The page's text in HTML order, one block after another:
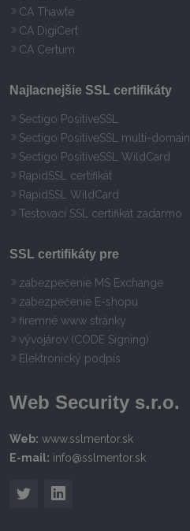
CA Thawte
CA DigiCert
CA Certum
Najlacnejšie SSL certifikáty
Sectigo PositiveSSL
Sectigo PositiveSSL multi-domain
Sectigo PositiveSSL WildCard
RapidSSL certifikát
RapidSSL WildCard
Testovací SSL certifikát zadarmo
SSL certifikáty pre
zabezpečenie MS Exchange
zabezpečenie E-shopu
firemné www stránky
vývojárov (CODE Signing)
Elektronický podpis
Web Security s.r.o.
Web: www.sslmentor.sk
E-mail: info@sslmentor.sk